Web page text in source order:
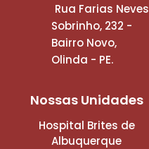
Rua Farias Neves
Sobrinho, 232 -
Bairro Novo,
Olinda - PE.
Nossas Unidades
Hospital Brites de
Albuquerque